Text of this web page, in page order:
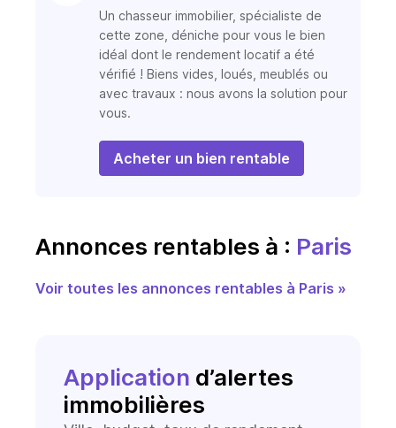
Un chasseur immobilier, spécialiste de
cette zone, déniche pour vous le bien
idéal dont le rendement locatif a été
vérifié ! Biens vides, loués, meublés ou
avec travaux : nous avons la solution pour
vous.
Acheter un bien rentable
Annonces rentables à : Paris
Voir toutes les annonces rentables à Paris »
Application d’alertes
immobilières